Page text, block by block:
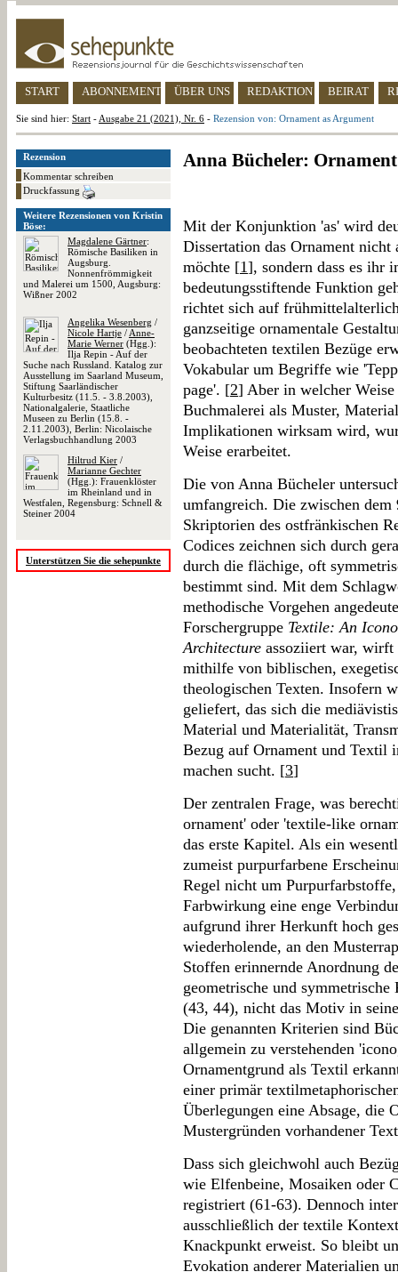
START ABONNEMENT ÜBER UNS REDAKTION BEIRAT
Sie sind hier: Start - Ausgabe 21 (2021), Nr. 6 - Rezension von: Ornament as Argument
Rezension
Kommentar schreiben
Druckfassung
Weitere Rezensionen von Kristin
Böse:
Magdalene Gärtner:
Römische Basiliken in
Augsburg.
Nonnenfrömmigkeit
und Malerei um 1500, Augsburg:
Wißner 2002
Angelika Wesenberg /
Nicole Hartje / Anne-
Marie Werner (Hgg.):
Ilja Repin - Auf der
Suche nach Russland. Katalog zur
Ausstellung im Saarland Museum,
Stiftung Saarländischer
Kulturbesitz (11.5. - 3.8.2003),
Nationalgalerie, Staatliche
Museen zu Berlin (15.8. -
2.11.2003), Berlin: Nicolaische
Verlagsbuchhandlung 2003
Hiltrud Kier /
Marianne Gechter
(Hgg.): Frauenklöster
im Rheinland und in
Westfalen, Regensburg: Schnell &
Steiner 2004
Unterstützen Sie die sehepunkte
Anna Bücheler:
Mit der Konjunktion 'as' wird
Dissertation das Ornament nicht
möchte [1], sondern dass es ihr
bedeutungsstiftende Funktion
richtet sich auf
ganzseitige ornamentale
beobachteten textilen Bezüge
Vokabular um Begriffe wie
page'. [2] Aber in welcher
Buchmalerei als Muster,
Implikationen wirksam wird,
Weise erarbeitet.
Die von Anna Bücheler
umfangreich. Die zwischen dem
Skriptorien des ostfränkischen
Codices zeichnen sich durch
durch die flächige, oft
bestimmt sind. Mit dem
methodische Vorgehen
Forschergruppe Textile: An
Architecture assoziiert war,
mithilfe von biblischen,
theologischen Texten. Insofern
geliefert, das sich die
Material und Materialität,
Bezug auf Ornament und
machen sucht. [3]
Der zentralen Frage, was
ornament' oder 'textile-like
das erste Kapitel. Als ein
zumeist purpurfarbene
Regel nicht um
Farbwirkung eine enge
aufgrund ihrer Herkunft hoch
wiederholende, an den
Stoffen erinnernde Anordnung
geometrische und
(43, 44), nicht das Motiv in
Die genannten Kriterien sind
allgemein zu verstehenden
Ornamentgrund als Textil
einer primär
Überlegungen eine Absage, die
Mustergründen vorhandener
Dass sich gleichwohl auch
wie Elfenbeine, Mosaiken oder
registriert (61-63). Dennoch
ausschließlich der textile
Knackpunkt erweist. So bleibt
Evokation anderer Materialien